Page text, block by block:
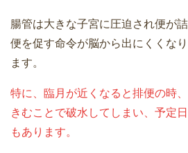
腸管は大きな子宮に圧迫され便が
便を促す命令が脳から出にくくな
ます。
特に、臨月が近くなると排便の時
きむことで破水してしまい、予定
もあります。